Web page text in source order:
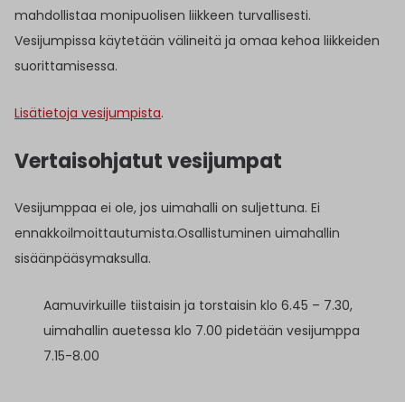
mahdollistaa monipuolisen liikkeen turvallisesti.
Vesijumpissa käytetään välineitä ja omaa kehoa liikkeiden
suorittamisessa.
Lisätietoja vesijumpista.
Vertaisohjatut vesijumpat
Vesijumppaa ei ole, jos uimahalli on suljettuna. Ei
ennakkoilmoittautumista.Osallistuminen uimahallin
sisäänpääsymaksulla.
Aamuvirkuille tiistaisin ja torstaisin klo 6.45 – 7.30,
uimahallin auetessa klo 7.00 pidetään vesijumppa
7.15-8.00